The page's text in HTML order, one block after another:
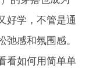
好学，不管是通
感和氛围感。
看如何用简单单